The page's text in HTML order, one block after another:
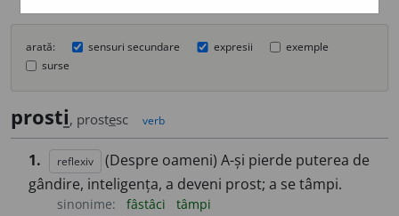
arată: sensuri secundare expresii
exemple
surse
prosti, prostesc verb
1. reflexiv
(Despre oameni) A-și pierde puterea de
gândire, inteligența, a deveni prost; a se tâmpi.
sinonime: fâstâci
tâmpi